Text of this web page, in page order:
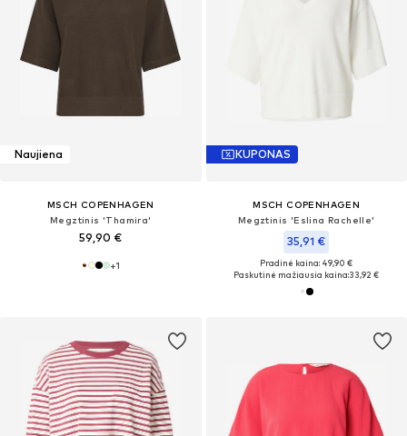
Naujiena
MSCH COPENHAGEN
Megztinis 'Thamira'
59,90 €
+1
KUPONAS
MSCH COPENHAGEN
Megztinis 'Eslina Rachelle'
35,91 €
Pradinė kaina: 49,90 €
Paskutinė mažiausia kaina:33,92 €